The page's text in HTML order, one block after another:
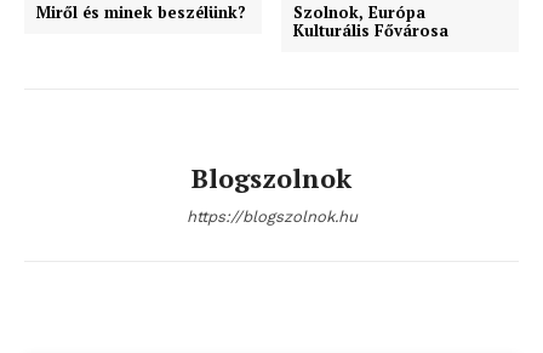
ELŐFIZETÉS
Miről és minek beszélünk?
Szolnok, Európa
Kulturális Fővárosa
Blogszolnok
https://blogszolnok.hu